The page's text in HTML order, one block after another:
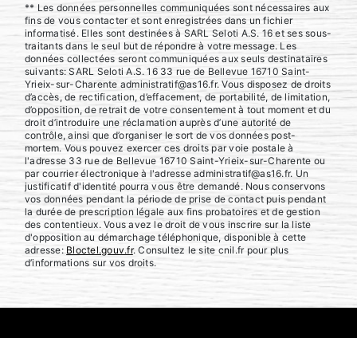
** Les données personnelles communiquées sont nécessaires aux
fins de vous contacter et sont enregistrées dans un fichier
informatisé. Elles sont destinées à SARL Seloti A.S. 16 et ses sous-
traitants dans le seul but de répondre à votre message. Les
données collectées seront communiquées aux seuls destinataires
suivants: SARL Seloti A.S. 16 33 rue de Bellevue 16710 Saint-
Yrieix-sur-Charente administratif@as16.fr. Vous disposez de droits
d’accès, de rectification, d’effacement, de portabilité, de limitation,
d’opposition, de retrait de votre consentement à tout moment et du
droit d’introduire une réclamation auprès d’une autorité de
contrôle, ainsi que d’organiser le sort de vos données post-
mortem. Vous pouvez exercer ces droits par voie postale à
l'adresse 33 rue de Bellevue 16710 Saint-Yrieix-sur-Charente ou
par courrier électronique à l'adresse administratif@as16.fr. Un
justificatif d'identité pourra vous être demandé. Nous conservons
vos données pendant la période de prise de contact puis pendant
la durée de prescription légale aux fins probatoires et de gestion
des contentieux. Vous avez le droit de vous inscrire sur la liste
d'opposition au démarchage téléphonique, disponible à cette
adresse: Bloctel.gouv.fr. Consultez le site cnil.fr pour plus
d’informations sur vos droits.